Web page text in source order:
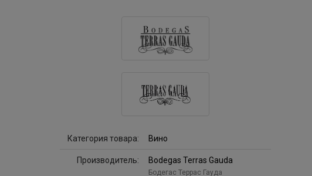
Категория товара: Вино
Производитель: Bodegas Terras Gauda
Бодегас Террас Гауда